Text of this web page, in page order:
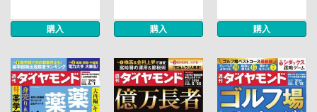
購入 購入 購入